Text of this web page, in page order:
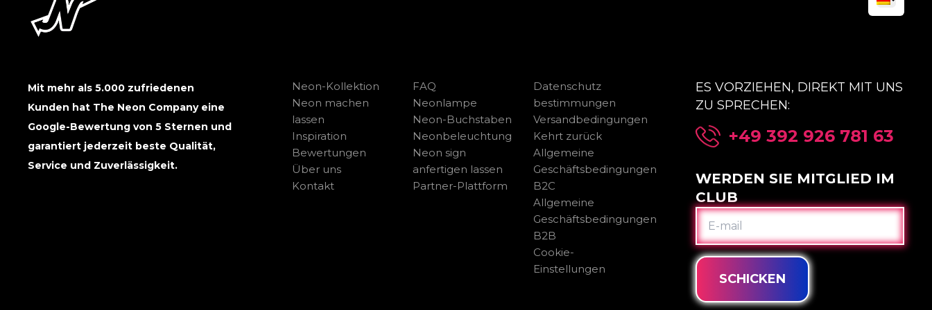
Mit mehr als 5.000 zufriedenen
Kunden hat The Neon Company eine
Google-Bewertung von 5 Sternen und
garantiert jederzeit beste Qualität,
Service und Zuverlässigkeit.
Neon-Kollektion
Neon machen
lassen
Inspiration
Bewertungen
Über uns
Kontakt
FAQ
Neonlampe
Neon-Buchstaben
Neonbeleuchtung
Neon sign
anfertigen lassen
Partner-Plattform
Datenschutz
bestimmungen
Versandbedingungen
Kehrt zurück
Allgemeine
Geschäftsbedingungen
B2C
Allgemeine
Geschäftsbedingungen
B2B
Cookie-
Einstellungen
ES VORZIEHEN, DIREKT MIT UNS
ZU SPRECHEN:
+49 392 926 781 63
WERDEN SIE MITGLIED IM
CLUB
E-
MAIL
SCHICKEN